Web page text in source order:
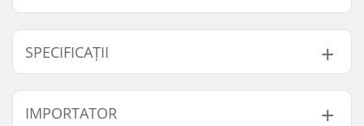
SPECIFICAȚII
Tip Lanț:
Half link
Lungimea totală a
IMPORTATOR